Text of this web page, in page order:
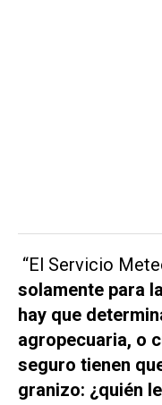
“El Servicio
solamente para
hay que
agropecuaria, o
seguro tienen
granizo: ¿quién